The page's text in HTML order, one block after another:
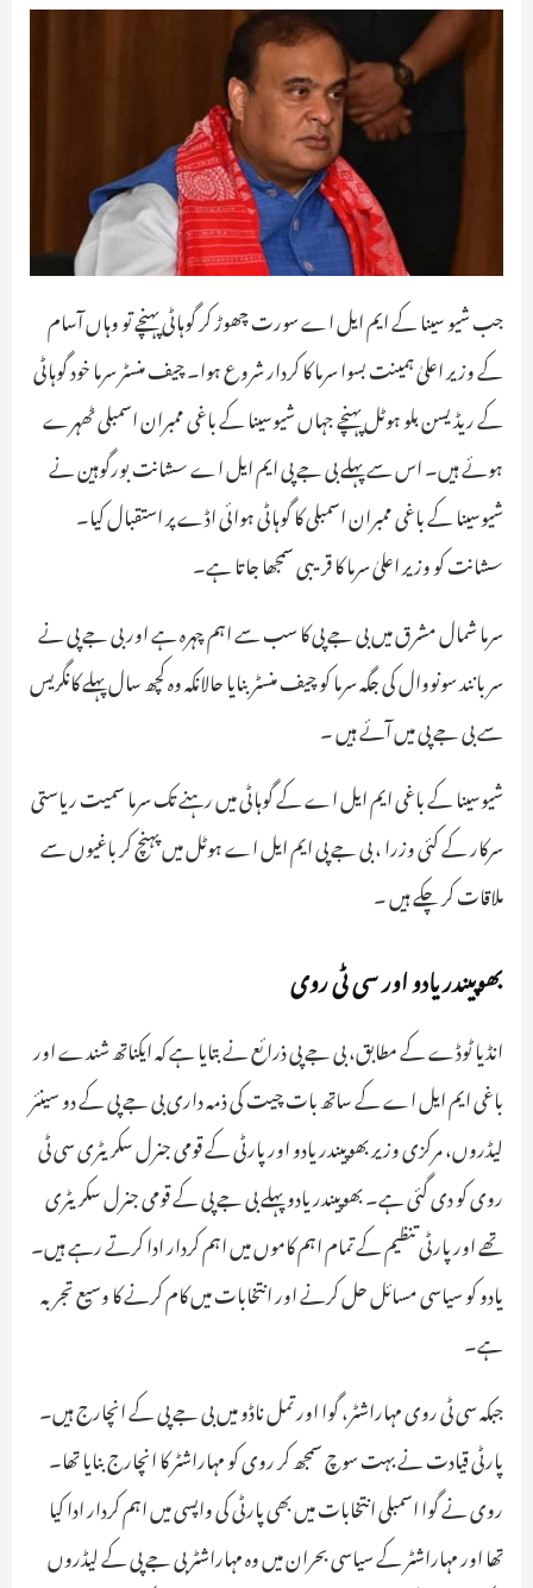
جب شیو سینا کے ایم ایل اے سورت چھوڑ کر گوہاٹی پہنچے تو وہاں آسام
کے وزیر اعلیٰ ہمینت بسوا سرما کا کردار شروع ہوا۔ چیف منسٹر سرما خود گوہاٹی
کے ریڈیسن بلو ہوٹل پہنچے جہاں شیوسینا کے باغی ممبران اسمبلی ٹھہرے
ہوئے ہیں۔ اس سے پہلے بی جے پی ایم ایل اے سشانت بورگوہین نے
شیوسینا کے باغی ممبران اسمبلی کا گوہاٹی ہوائی اڈے پر استقبال کیا۔
سشانت کو وزیر اعلیٰ سرما کا قریبی سمجھا جاتا ہے۔
سرما شمال مشرق میں بی جے پی کا سب سے اہم چہرہ ہے اور بی جے پی نے
سربانند سونووال کی جگہ سرما کو چیف منسٹر بنایا حالانکہ وہ کچھ سال پہلے کانگریس
سے بی جے پی میں آئے ہیں ۔
شیوسینا کے باغی ایم ایل اے کے گوہاٹی میں رہنے تک سرما سمیت ریاستی
سرکار کے کئی وزرا ، بی جے پی ایم ایل اے ہوٹل میں پہنچ کر باغیوں سے
ملاقات کر چکے ہیں ۔
بھوپیندر یادو اور سی ٹی روی
انڈیا ٹوڈے کے مطابق، بی جے پی ذرائع نے بتایا ہے کہ ایکناتھ شندے اور
باغی ایم ایل اے کے ساتھ بات چیت کی ذمہ داری بی جے پی کے دو سینئر
لیڈروں، مرکزی وزیر بھوپیندر یادو اور پارٹی کے قومی جنرل سکریٹری سی ٹی
روی کو دی گئی ہے۔ بھوپیندر یادو پہلے بی جے پی کے قومی جنرل سکریٹری
تھے اور پارٹی تنظیم کے تمام اہم کاموں میں اہم کردار ادا کرتے رہے ہیں۔
یادو کو سیاسی مسائل حل کرنے اور انتخابات میں کام کرنے کا وسیع تجربہ
ہے۔
جبکہ سی ٹی روی مہاراشٹر، گوا اور تمل ناڈو میں بی جے پی کے انچارج ہیں۔
پارٹی قیادت نے بہت سوچ سمجھ کر روی کو مہاراشٹر کا انچارج بنایا تھا۔
روی نے گوا اسمبلی انتخابات میں بھی پارٹی کی واپسی میں اہم کردار ادا کیا
تھا اور مہاراشٹر کے سیاسی بحران میں وہ مہاراشٹر بی جے پی کے لیڈروں